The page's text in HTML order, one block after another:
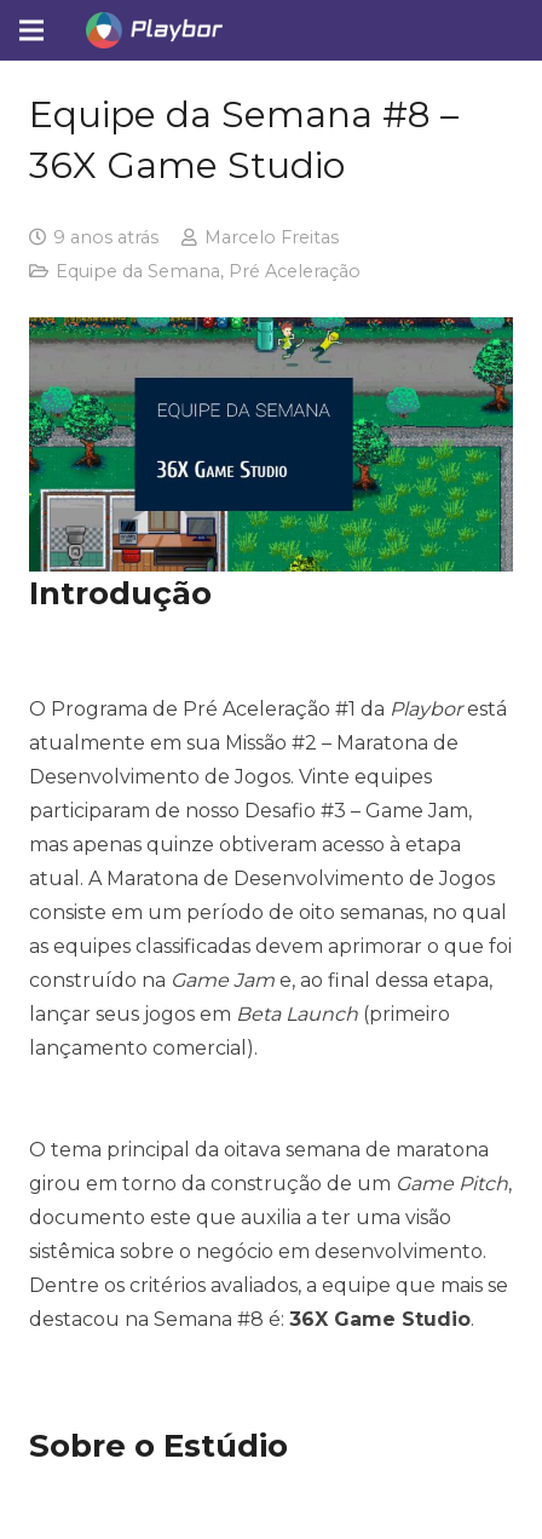
Equipe da Semana #8 –
36X Game Studio
9 anos atrás
Marcelo Freitas
Equipe da Semana, Pré Aceleração
Introdução
O Programa de Pré Aceleração #1 da Playborestá
atualmente em sua Missão #2 – Maratona de
Desenvolvimento de Jogos. Vinte equipes
participaram de nosso Desafio #3 – Game Jam,
mas apenas quinze obtiveram acesso à etapa
atual. A Maratona de Desenvolvimento de Jogos
consiste em um período de oito semanas, no qual
as equipes classificadas devem aprimorar o que foi
construído na Game Jam e, ao final dessa etapa,
lançar seus jogos em Beta Launch (primeiro
lançamento comercial).
O tema principal da oitava semana de maratona
girou em torno da construção de um Game Pitch,
documento este que auxilia a ter uma visão
sistêmica sobre o negócio em desenvolvimento.
Dentre os critérios avaliados, a equipe que mais se
destacou na Semana #8 é: 36X Game Studio.
Sobre o Estúdio